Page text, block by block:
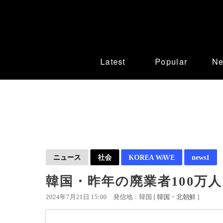
Latest Popular
ニュース 社会 KOREA WAVE news1
韓国・昨年の廃業者100万
2024年7月21日 15:00 発信地：韓国 [ 韓国・北朝鮮 ]